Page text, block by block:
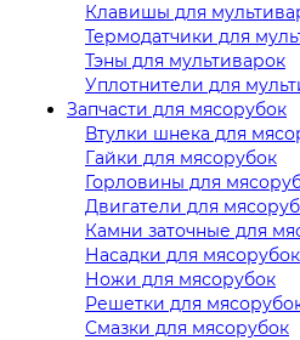
Клавишы для
Термодатчики для
Тэны для мультиварок
Уплотнители для
Запчасти для мясорубок
Втулки шнека для
Гайки для мясорубок
Горловины для
Двигатели для
Камни заточные для
Насадки для мясорубок
Ножи для мясорубок
Решетки для
Смазки для мясорубок